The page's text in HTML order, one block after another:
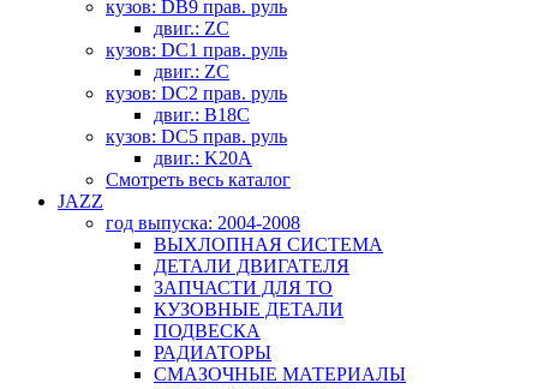
кузов: DB9 прав. руль
двиг.: ZC
кузов: DC1 прав. руль
двиг.: ZC
кузов: DC2 прав. руль
двиг.: B18C
кузов: DC5 прав. руль
двиг.: K20A
Смотреть весь каталог
JAZZ
год выпуска: 2004-2008
ВЫХЛОПНАЯ СИСТЕМА
ДЕТАЛИ ДВИГАТЕЛЯ
ЗАПЧАСТИ ДЛЯ ТО
КУЗОВНЫЕ ДЕТАЛИ
ПОДВЕСКА
РАДИАТОРЫ
СМАЗОЧНЫЕ МАТЕРИАЛЫ